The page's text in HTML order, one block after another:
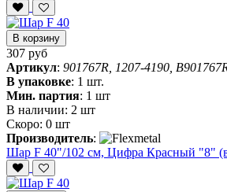
В корзину
307 руб
Артикул: 901767R, 1207-4190,
В упаковке: 1 шт.
Мин. партия: 1 шт
В наличии: 2 шт
Скоро: 0 шт
Производитель:
Шар F 40"/102 см, Цифра Красный "8"